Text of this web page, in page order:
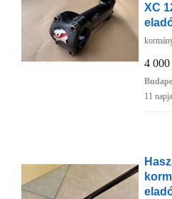
XC
4 000
11 napja